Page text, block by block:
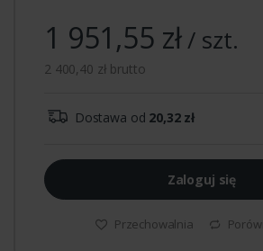
1 951,55 zł/ szt.
2 400,40 zł brutto
Dostawa od 20,32 zł
Zaloguj się
Przechowalnia